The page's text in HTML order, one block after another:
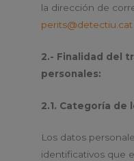
la dirección de
perits@detectiu.cat
2.- Finalidad del
personales:
2.1. Categoría de
Los datos
identificativos que